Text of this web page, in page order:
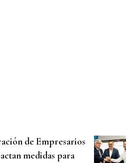
de Empresarios
medidas para